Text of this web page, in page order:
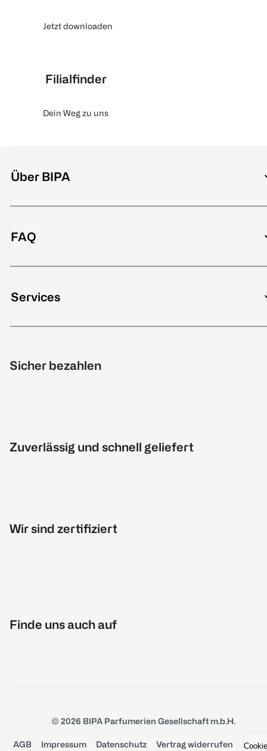
Jetzt downloaden
Filialfinder
Dein Weg zu uns
Über BIPA
FAQ
Services
Sicher bezahlen
Zuverlässig und schnell geliefert
Wir sind zertifiziert
Finde uns auch auf
© 2026 BIPA Parfumerien Gesellschaft m.b.H.
AGB Impressum Datenschutz Vertrag widerrufen